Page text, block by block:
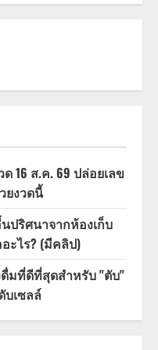
16 ส.ค. 69 ปล่อยเลข
ยงวดนี้
ปริศนาจากห้องเก็บ
ะไร? (มีคลิป)
มที่ดีที่สุดสำหรับ "ตับ"
บเซลล์